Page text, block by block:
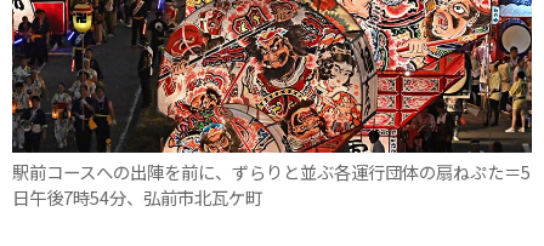
駅前コースへの出陣を前に、ずらりと並ぶ各運行団体の扇ねぷた＝5
日午後7時54分、弘前市北瓦ケ町